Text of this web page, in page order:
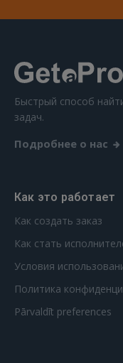
Быстрый способ
задач.
Подробнее о нас
Как это работает
Как создать заказ
Как стать
Условия
Политика
Pārvaldīt preferences